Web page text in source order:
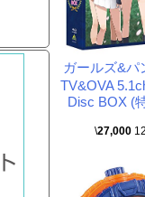
ガールズ&パ
TV&OVA
Disc BOX (
\27,000